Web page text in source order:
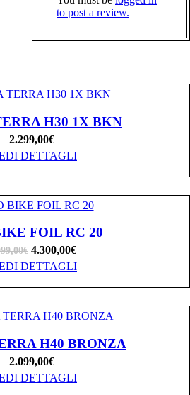
to post a review.
H30 1X BKN
2.299,00€
DETTAGLI
FOIL RC 20
€ 4.300,00€
DETTAGLI
H40 BRONZA
2.099,00€
DETTAGLI